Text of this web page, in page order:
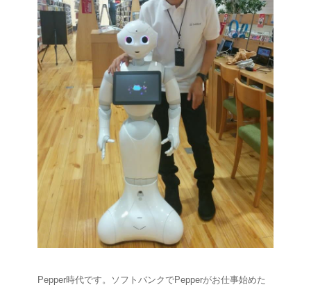
Pepper時代です。ソフトバンクでPepperがお仕事始めた